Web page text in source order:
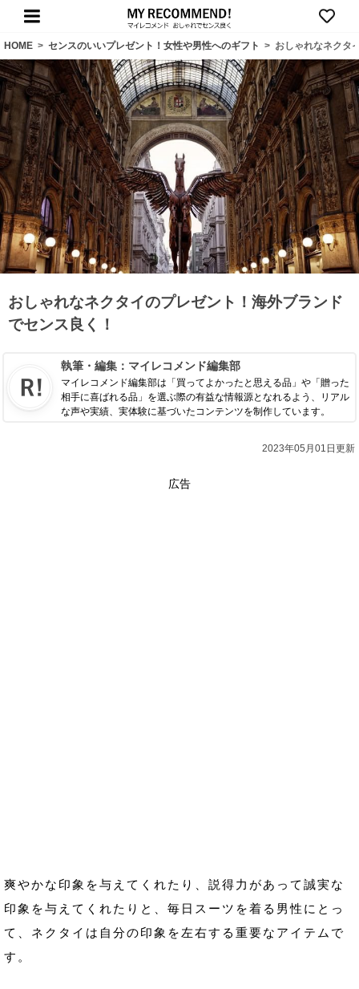
HOME > センスのいいプレゼント！女性や男性へのギフト > おしゃれなネクタ
おしゃれなネクタイのプレゼント！海外ブランド
でセンス良く！
執筆・編集： マイレコメンド編集部
マイレコメンド編集部は「買ってよかったと思える品」や「贈った
相手に喜ばれる品」を選ぶ際の有益な情報源となれるよう、リアル
な声や実績、実体験に基づいたコンテンツを制作しています。
2023年05月01日更新
広告
爽やかな印象を与えてくれたり、説得力があって誠実な
印象を与えてくれたりと、毎日スーツを着る男性にとっ
て、ネクタイは自分の印象を左右する重要なアイテムで
す。